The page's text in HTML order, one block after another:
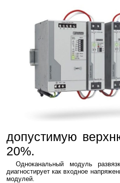
допустимую
20%.
Одноканальный модуль
диагностирует как входное
модулей.